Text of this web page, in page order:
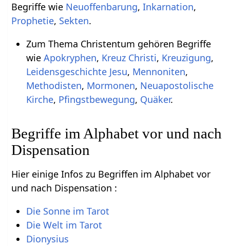
Begriffe wie Neuoffenbarung,Inkarnation,
Prophetie, Sekten.
Zum Thema Christentum gehören Begriffe
wie Apokryphen, Kreuz Christi, Kreuzigung,
Leidensgeschichte Jesu, Mennoniten,
Methodisten, Mormonen, Neuapostolische
Kirche, Pfingstbewegung, Quäker.
Begriffe im Alphabet vor und nach
Dispensation
Hier einige Infos zu Begriffen im Alphabet vor
und nach Dispensation :
Die Sonne im Tarot
Die Welt im Tarot
Dionysius